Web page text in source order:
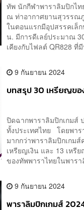
ทัพ นักกีฬาพาราลิมปิกไท
ณ ท่าอากาศยานสุวรรณ
ในตอนแรกมีอุปสรรคเล็ก
น. มีการดีเลย์ประมาณ
เคียงกับไฟลต์ QR828 ที่
9 กันยายน 2024
บทสรุป 30 เหรียญขอ
ปิดฉากพาราลิมปิกเกมส์
ทั้งประเทศไทย โดยพา
มากกว่าพาราลิมปิกเกม
เหรียญเงิน และ 13 เห
ของทัพพาราไทยในพาร
9 กันยายน 2024
พาราลิมปิกเกมส์